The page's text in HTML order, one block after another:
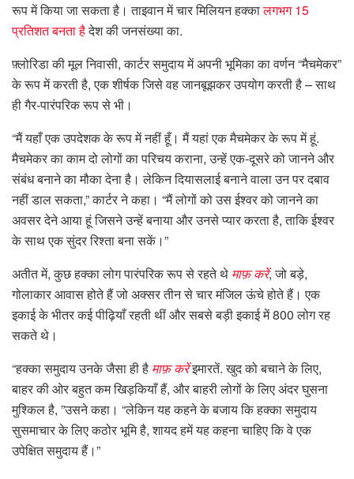
रूप में किया जा सकता है। ताइवान में चार मिलियन हक्कालगभग 15
प्रतिशत बनता हैदेश की जनसंख्या का.
फ़्लोरिडा की मूल निवासी, कार्टर समुदाय में अपनी भूमिका का वर्णन “मैचमेकर”
के रूप में करती है, एक शीर्षक जिसे वह जानबूझकर उपयोग करती है – साथ
ही गैर-पारंपरिक रूप से भी।
“मैं यहाँ एक उपदेशक के रूप में नहीं हूँ। मैं यहां एक मैचमेकर के रूप में हूं.
मैचमेकर का काम दो लोगों का परिचय कराना, उन्हें एक-दूसरे को जानने और
संबंध बनाने का मौका देना है। लेकिन दियासलाई बनाने वाला उन पर दबाव
नहीं डाल सकता,” कार्टर ने कहा। “मैं लोगों को उस ईश्वर को जानने का
अवसर देने आया हूं जिसने उन्हें बनाया और उनसे प्यार करता है, ताकि ईश्वर
के साथ एक सुंदर रिश्ता बना सकें।”
अतीत में, कुछ हक्का लोग पारंपरिक रूप से रहते थे माफ़ करें, जो बड़े,
गोलाकार आवास होते हैं जो अक्सर तीन से चार मंजिल ऊंचे होते हैं। एक
इकाई के भीतर कई पीढ़ियाँ रहती थीं और सबसे बड़ी इकाई में 800 लोग रह
सकते थे।
“हक्का समुदाय उनके जैसा ही है माफ़ करेंइमारतें. खुद को बचाने के लिए,
बाहर की ओर बहुत कम खिड़कियाँ हैं, और बाहरी लोगों के लिए अंदर घुसना
मुश्किल है, ”उसने कहा। “लेकिन यह कहने के बजाय कि हक्का समुदाय
सुसमाचार के लिए कठोर भूमि है, शायद हमें यह कहना चाहिए कि वे एक
उपेक्षित समुदाय हैं।”